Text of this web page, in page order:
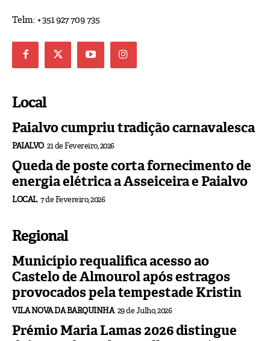
Telm: +351 927 709 735
Local
Paialvo cumpriu tradição carnavalesca
PAIALVO 21 de Fevereiro, 2026
Queda de poste corta fornecimento de
energia elétrica a Asseiceira e Paialvo
LOCAL 7 de Fevereiro, 2026
Regional
Município requalifica acesso ao
Castelo de Almourol após estragos
provocados pela tempestade Kristin
VILA NOVA DA BARQUINHA 29 de Julho, 2026
Prémio Maria Lamas 2026 distingue